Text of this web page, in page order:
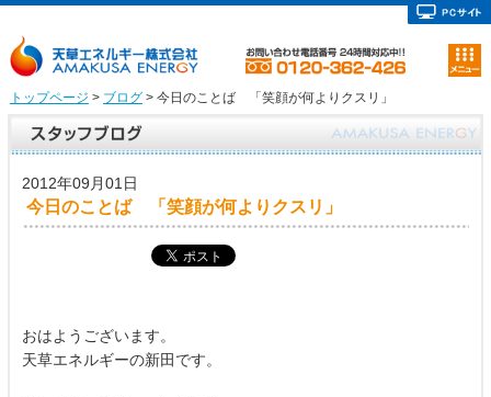
トップページ > ブログ> 今日のことば 「笑顔が何よりクスリ」
2012年09月01日
今日のことば 「笑顔が何よりクスリ」
おはようございます。
天草エネルギーの新田です。